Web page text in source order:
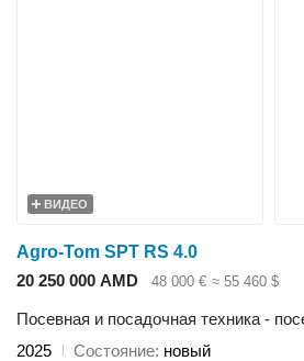
ВИДЕО
Agro-Tom SPT RS 4.0
20 250 000 AMD
48 000 € ≈ 55 460 $
Посевная и посадочная техника -
2025
Состояние новый